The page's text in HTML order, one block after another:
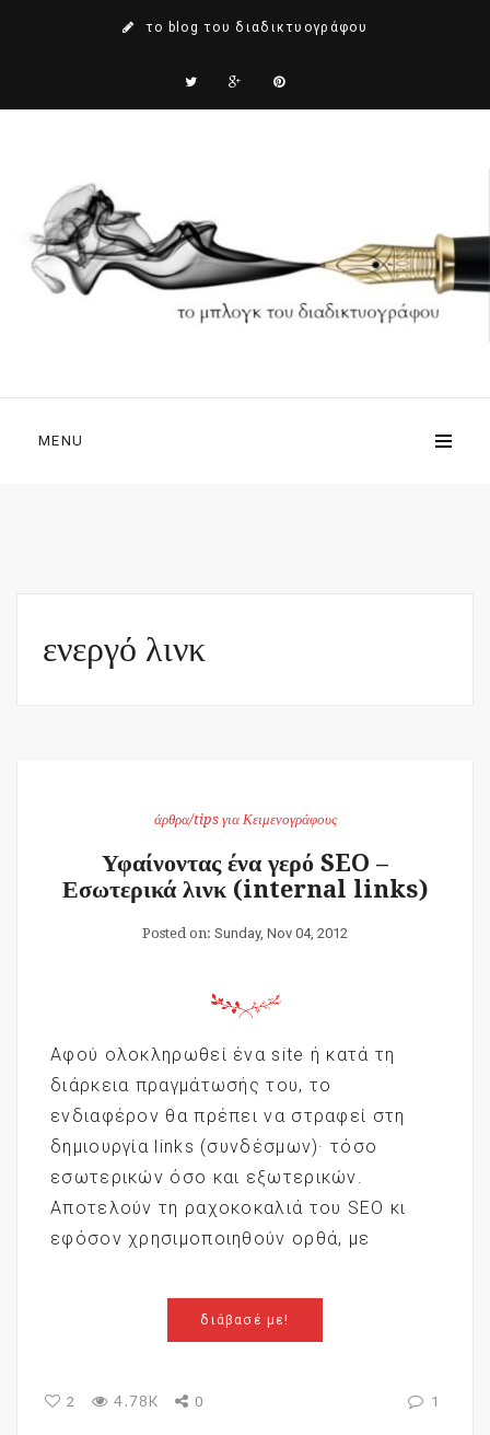
το blog του διαδικτυογράφου
MENU
ενεργό λινκ
άρθρα/tips για Κειμενογράφους
Υφαίνοντας ένα γερό SEO –
Εσωτερικά λινκ (internal links)
Posted on: Sunday, Nov 04, 2012
Αφού ολοκληρωθεί ένα site ή κατά τη
διάρκεια πραγμάτωσής του, το
ενδιαφέρον θα πρέπει να στραφεί στη
δημιουργία links (συνδέσμων)· τόσο
εσωτερικών όσο και εξωτερικών.
Αποτελούν τη ραχοκοκαλιά του SEO κι
εφόσον χρησιμοποιηθούν ορθά, με
διάβασέ με!
2 4.78K 0 1